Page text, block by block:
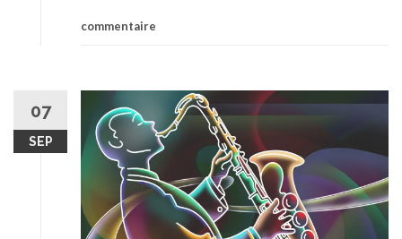
commentaire
07
SEP